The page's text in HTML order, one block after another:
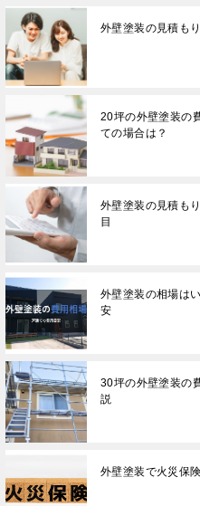
外壁塗装の見積も
20坪の外壁塗装の
ての場合は？
外壁塗装の見積も
目
外壁塗装の相場は
安
30坪の外壁塗装の
説
外壁塗装で火災保